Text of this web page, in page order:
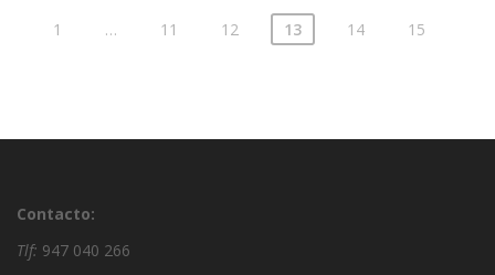
1 … 11 12 13 14 15
Contacto:
Tlf: 947 040 266